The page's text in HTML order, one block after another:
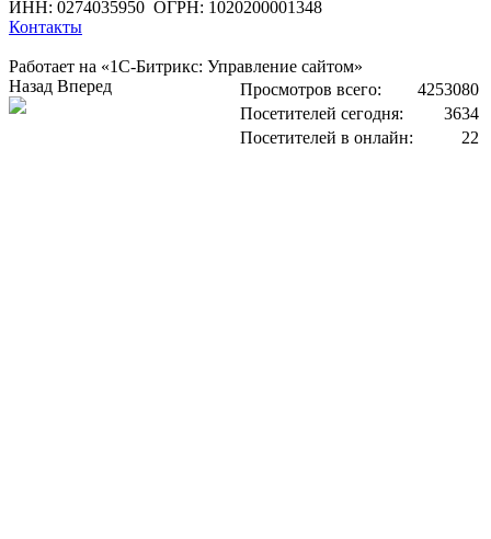
ИНН: 0274035950 ОГРН: 1020200001348
Контакты
Работает на «1С-Битрикс: Управление сайтом»
Просмотров всего:
4253080
Посетителей сегодня:
3634
Посетителей в онлайн:
22
Назад Вперед